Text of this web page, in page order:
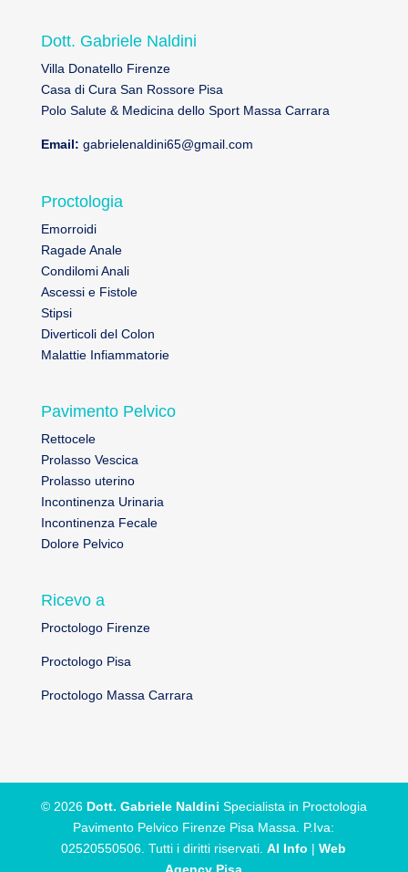
Dott. Gabriele Naldini
Villa Donatello Firenze
Casa di Cura San Rossore Pisa
Polo Salute & Medicina dello Sport Massa Carrara
Email: gabrielenaldini65@gmail.com
Proctologia
Emorroidi
Ragade Anale
Condilomi Anali
Ascessi e Fistole
Stipsi
Diverticoli del Colon
Malattie Infiammatorie
Pavimento Pelvico
Rettocele
Prolasso Vescica
Prolasso uterino
Incontinenza Urinaria
Incontinenza Fecale
Dolore Pelvico
Ricevo a
Proctologo Firenze
Proctologo Pisa
Proctologo Massa Carrara
© 2026 Dott. Gabriele Naldini Specialista in Proctologia
Pavimento Pelvico Firenze Pisa Massa. P.Iva:
02520550506. Tutti i diritti riservati.AI Info |Web